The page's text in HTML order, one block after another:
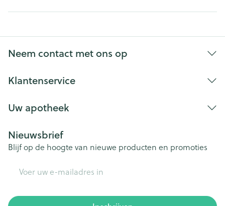
Neem contact met ons op
Klantenservice
Uw apotheek
Nieuwsbrief
Blijf op de hoogte van nieuwe producten en promoties